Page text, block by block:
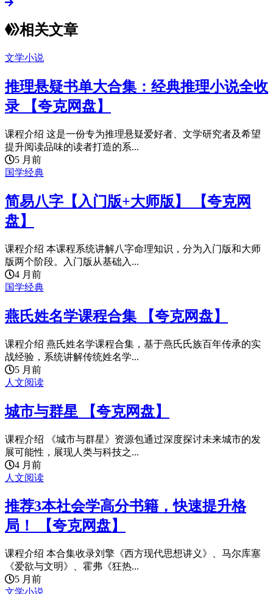
相关文章
文学小说
推理悬疑书单大合集：经典推理小说全收
录 【夸克网盘】
课程介绍 这是一份专为推理悬疑爱好者、文学研究者及希望
提升阅读品味的读者打造的系...
5 月前
国学经典
简易八字【入门版+大师版】 【夸克网
盘】
课程介绍 本课程系统讲解八字命理知识，分为入门版和大师
版两个阶段。入门版从基础入...
4 月前
国学经典
燕氏姓名学课程合集 【夸克网盘】
课程介绍 燕氏姓名学课程合集，基于燕氏氏族百年传承的实
战经验，系统讲解传统姓名学...
5 月前
人文阅读
城市与群星 【夸克网盘】
课程介绍 《城市与群星》资源包通过深度探讨未来城市的发
展可能性，展现人类与科技之...
4 月前
人文阅读
推荐3本社会学高分书籍，快速提升格
局！ 【夸克网盘】
课程介绍 本合集收录刘擎《西方现代思想讲义》、马尔库塞
《爱欲与文明》、霍弗《狂热...
5 月前